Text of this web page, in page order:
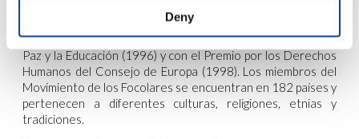
Deny
Chiara Lubich
Chiara Lubich fue galardonada con el Premio UNESCO por la
Paz y la Educación (1996) y con el Premio por los Derechos
Humanos del Consejo de Europa (1998). Los miembros del
Movimiento de los Focolares se encuentran en 182 países y
pertenecen a diferentes culturas, religiones, etnias y
tradiciones.